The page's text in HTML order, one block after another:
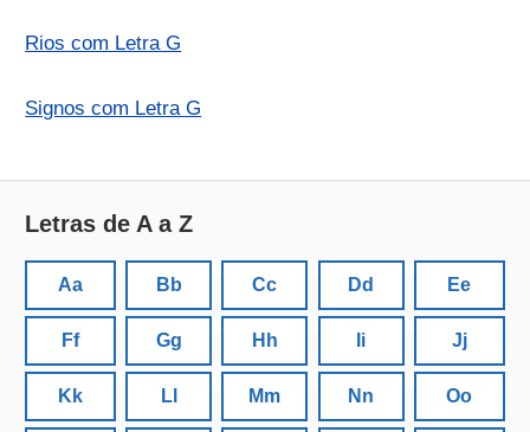
Rios com Letra G
Signos com Letra G
Letras de A a Z
Aa Bb Cc Dd Ee
Ff Gg Hh Ii Jj
Kk Ll Mm Nn Oo